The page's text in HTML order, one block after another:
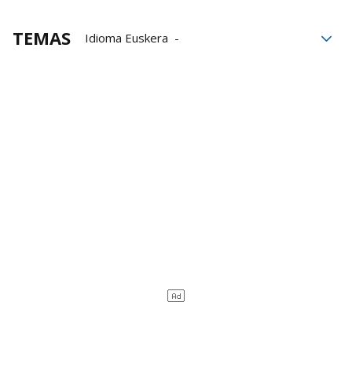
TEMAS
Idioma Euskera